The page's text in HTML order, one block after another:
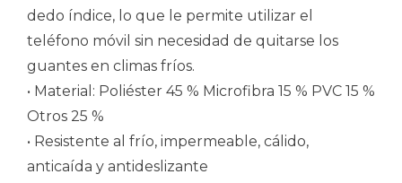
dedo índice, lo que le permite utilizar el
teléfono móvil sin necesidad de quitarse los
guantes en climas fríos.
• Material: Poliéster 45 % Microfibra 15 % PVC 15 %
Otros 25 %
• Resistente al frío, impermeable, cálido,
anticaída y antideslizante